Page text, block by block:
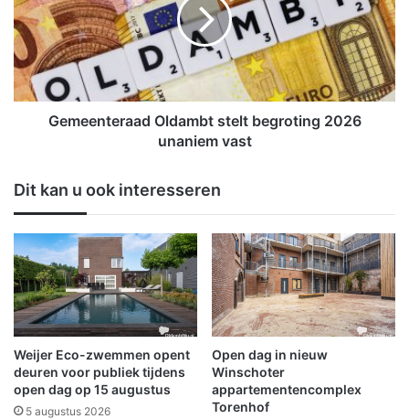
w
e
e
r
n
i
n
s
t
e
r
w
o
l
d
e
e
e
n
t
e
r
l
d
a
m
b
t
s
t
e
l
t
b
Gemeenteraad Oldambt stelt begroting 2026
unaniem vast
Dit kan u ook interesseren
Weijer Eco-zwemmen opent
deuren voor publiek tijdens
open dag op 15 augustus
5 augustus 2026
Open dag in nieuw
Winschoter
appartementencomplex
Torenhof